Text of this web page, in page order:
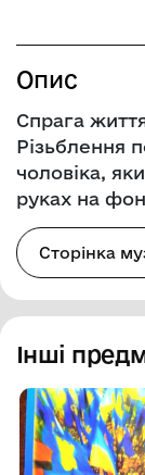
Опис
Спрага
Різьблення
чоловіка,
руках на
Сторінка
Інші